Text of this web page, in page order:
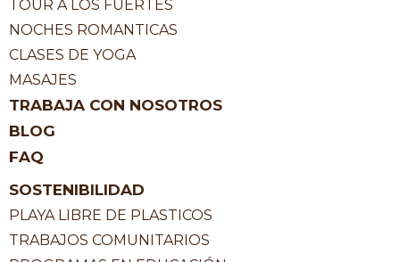
TOUR A LOS FUERTES
NOCHES ROMANTICAS
CLASES DE YOGA
MASAJES
TRABAJA CON NOSOTROS
BLOG
FAQ
SOSTENIBILIDAD
PLAYA LIBRE DE PLASTICOS
TRABAJOS COMUNITARIOS